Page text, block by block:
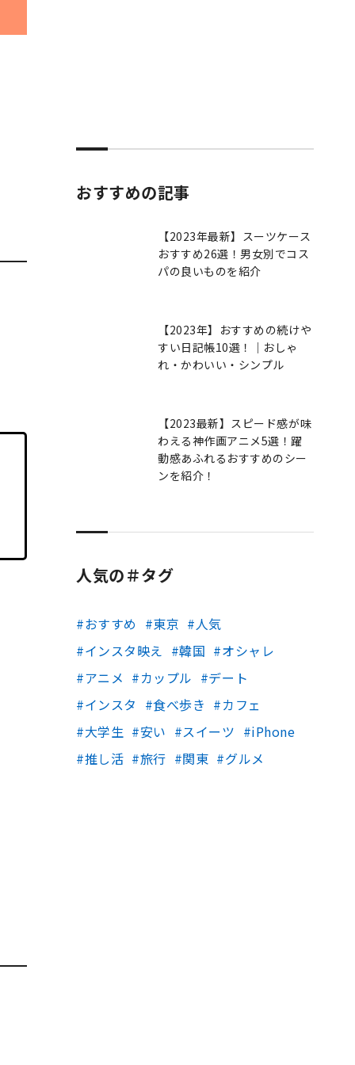
おすすめの記事
【2023年最新】スーツケース
おすすめ26選！男女別でコス
パの良いものを紹介
【2023年】おすすめの続けや
すい日記帳10選！｜おしゃ
れ・かわいい・シンプル
【2023最新】スピード感が味
わえる神作画アニメ5選！躍
動感あふれるおすすめのシー
ンを紹介！
人気の＃タグ
おすすめ 東京
人気
インスタ映え
韓国
オシャレ
アニメ
カップル
デート
インスタ
食べ歩き
カフェ
大学生
安い スイーツ
iPhone
推し活
旅行 関東 グルメ